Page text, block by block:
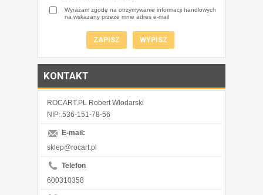
Wyrażam zgodę na otrzymywanie informacji handlowych
na wskazany przeze mnie adres e-mail
KONTAKT
ROCART.PL Robert Włodarski
NIP: 536-151-78-56
E-mail:
sklep@rocart.pl
Telefon
600310358